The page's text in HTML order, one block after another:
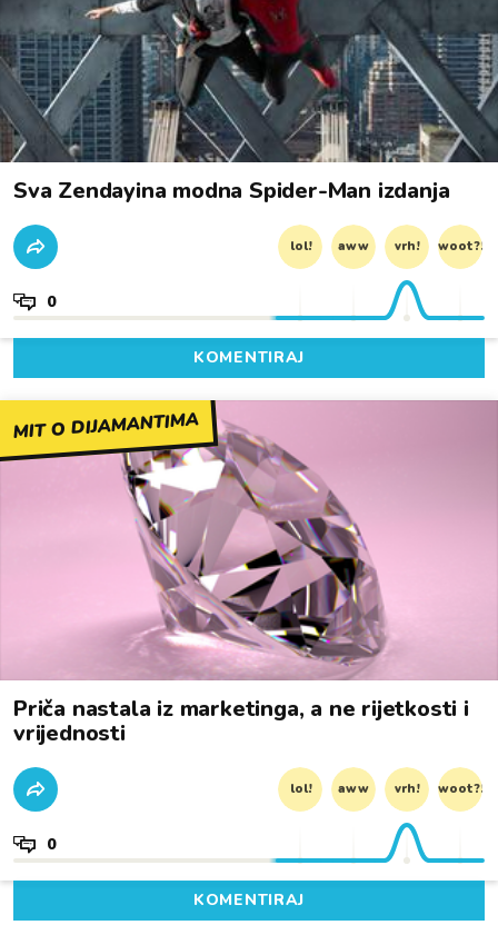
Sva Zendayina modna Spider-Man izdanja
lol! aww vrh! woot?!
0
KOMENTIRAJ
MIT O DIJAMANTIMA
Priča nastala iz marketinga, a ne rijetkosti i
vrijednosti
lol! aww vrh! woot?!
0
KOMENTIRAJ